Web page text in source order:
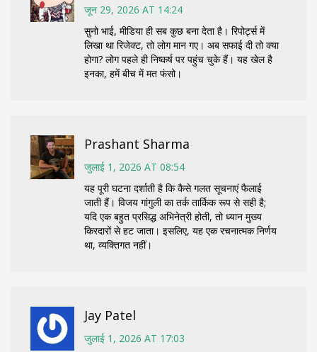
जून 29, 2026 AT 14:24
सुनो भाई, मीडिया ही सब कुछ बना देता है। रिपोर्ट्स में
लिखा था रिजेक्ट, तो लोग मान गए। अब सफाई दी तो क्या
होगा? लोग पहले ही निष्कर्ष पर पहुंच चुके हैं। यह खेल है
इनका, हमें बीच में मत फंसो।
Prashant Sharma
जुलाई 1, 2026 AT 08:54
यह पूरी घटना दर्शाती है कि कैसे गलत सूचनाएं फैलाई
जाती हैं। विजय गांगुली का तर्क तार्किक रूप से सही है;
यदि एक बहुत प्रसिद्ध अभिनेत्री होती, तो ध्यान मुख्य
किरदारों से हट जाता। इसलिए, यह एक रचनात्मक निर्णय
था, व्यक्तिगत नहीं।
Jay Patel
जुलाई 1, 2026 AT 17:03